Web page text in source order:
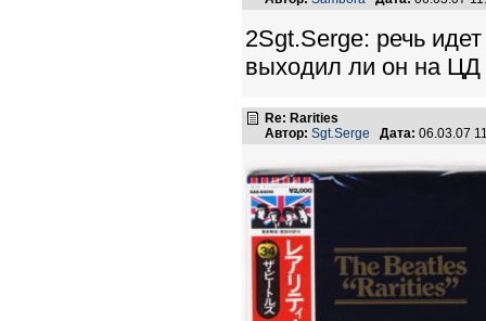
2Sgt.Serge: речь
выходил ли он на
Re: Rarities
Автор: Sgt.Serge Дата: 06.03.07